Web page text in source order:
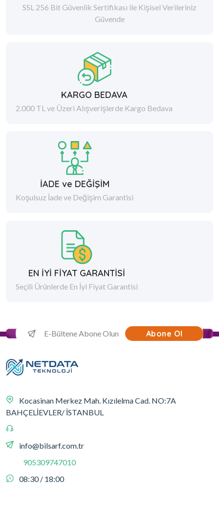
SSL 256 Bit Güvenlik Sertifikası ile Kişisel Verileriniz
Güvende
KARGO BEDAVA
2.000 TL ve Üzeri Alışverişlerde Kargo Bedava
İADE ve DEĞİŞİM
Koşulsuz İade ve Değişim Garantisi
EN İYİ FİYAT GARANTİSİ
Seçili Ürünlerde En İyi Fiyat Garantisi
Abone Ol
Kocasinan Merkez Mah. Kızılelma Cad. NO:7A
BAHÇELİEVLER/ İSTANBUL
info@bilsarf.com.tr
905309747010
08:30 / 18:00